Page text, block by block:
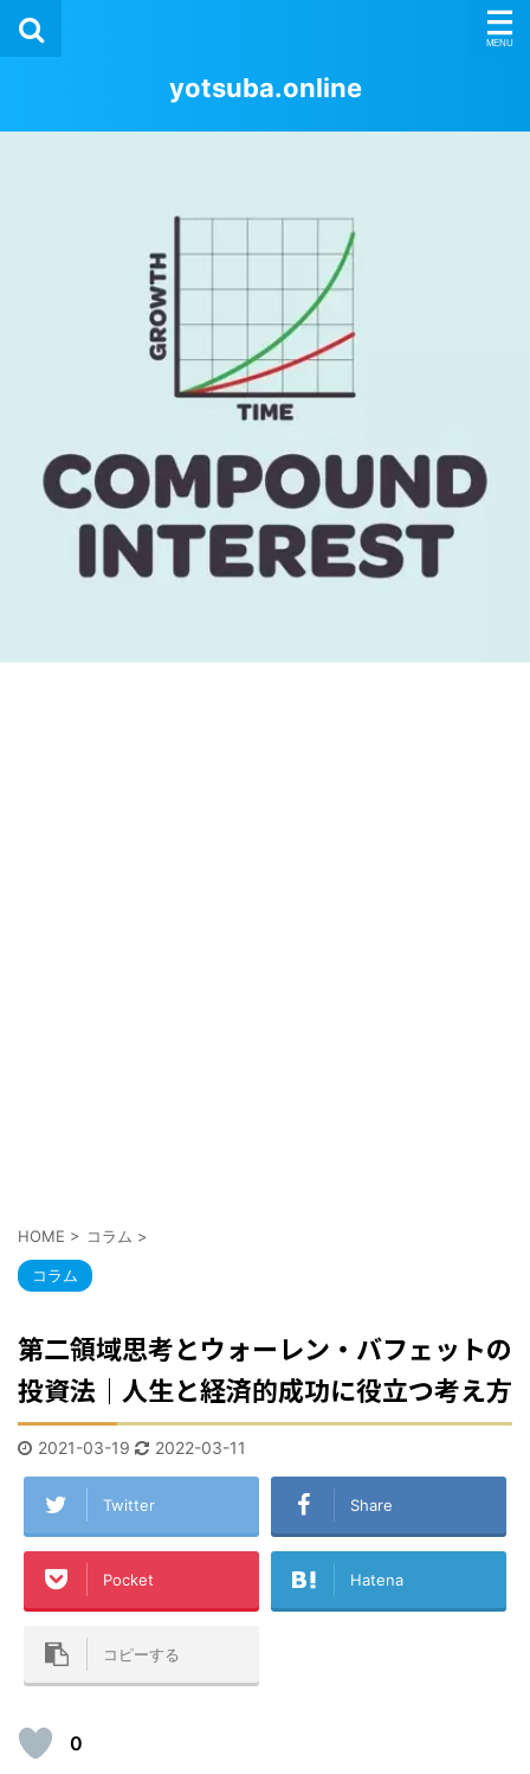
yotsuba.online
HOME > コラム >
コラム
第二領域思考とウォーレン・バフェットの
投資法｜人生と経済的成功に役立つ考え方
2021-03-19 2022-03-11
Twitter Share
Pocket Hatena
コピーする
0